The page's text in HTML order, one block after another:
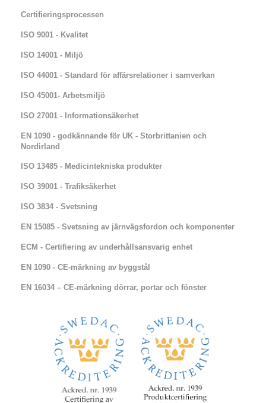
Certifieringsprocessen
ISO 9001 - Kvalitet
ISO 14001 - Miljö
ISO 44001 - Standard för affärsrelationer i samverkan
ISO 45001- Arbetsmiljö
ISO 27001 - Informationsäkerhet
EN 1090 - godkännande för UK - Storbrittanien och
Nordirland​​
ISO 13485 - Medicintekniska produkter
ISO 39001 - Trafiksäkerhet
ISO 3834 - Svetsning
EN 15085 - Svetsning av järnvägsfordon och komponenter
ECM - Certifiering av underhållsansvarig enhet
EN 1090 - CE-märkning av byggstål
EN 16034 – CE-märkning dörrar, portar och fönster​​